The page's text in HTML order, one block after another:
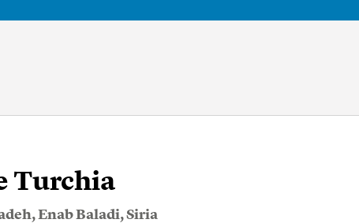
Turchia
,Enab Baladi,Siria